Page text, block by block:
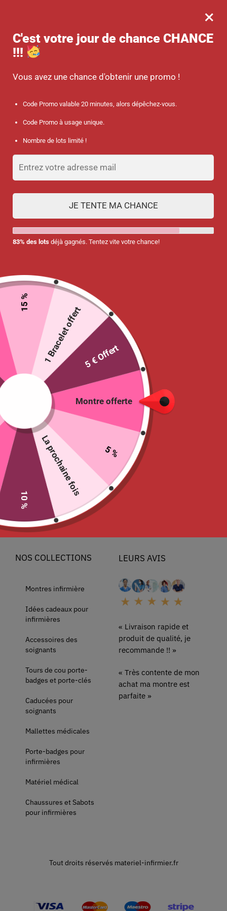
0
-10 % sur votre commande dès 45 € d’achat avec le code promo :
SANTÉ
smart
LIGE
39.95€
Choix des options
Votre santé, notre priorité :
Matériel médical de qualité,
soins exceptionnels!
Contactez-nous
INFORMATIONS
Mon Compte
Suivre ma Commande
F.A.Q/ Contact
Politique de
remboursement et de
retours
NOS COLLECTIONS
Montres infirmière
Idées cadeaux pour
infirmières
Accessoires des
soignants
Tours de cou porte-
badges et porte-clés
Caducées pour
soignants
Mallettes médicales
Porte-badges pour
infirmières
Matériel médical
Chaussures et Sabots
pour infirmières
LEURS AVIS
« Livraison rapide et
produit de qualité, je
recommande !! »
« Très contente de mon
achat ma montre est
parfaite »
Tout droits réservés materiel-infirmier.fr
×
C'est votre jour de chance CHANCE
!!!
Vous avez une chance d'obtenir une promo !
Code Promo valable 20 minutes, alors dépêchez-vous.
Code Promo à usage unique.
Nombre de lots limité !
JE TENTE MA CHANCE
83% des lots déjà gagnés. Tentez vite votre chance!
Montre offerte
5 %
La prochaine fois
10 %
15 %
1 Bracelet offert5 € Offert